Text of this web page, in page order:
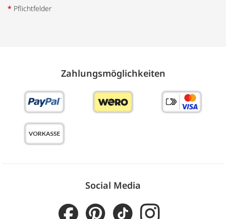
* Pflichtfelder
Zahlungs­möglich­keiten
Social Media